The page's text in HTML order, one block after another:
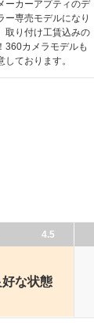
ーカーアプティのデ
ー専売モデルになり
取り付け工賃込みの
360カメラモデルも
しております。
4.5
な状態